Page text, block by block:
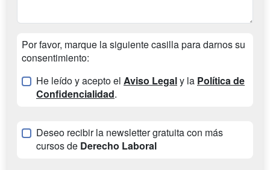
Por favor, marque la siguiente casilla para darnos su
consentimiento:
He leído y acepto el Aviso Legaly la Política de
Confidencialidad.
Deseo recibir la newsletter gratuita con más
cursos de Derecho Laboral